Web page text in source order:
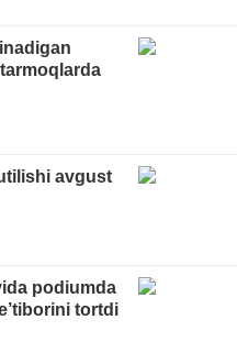
avgust
podiumda
tortdi